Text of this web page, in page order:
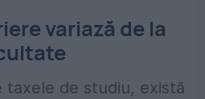
variază de la
taxele de studiu, există